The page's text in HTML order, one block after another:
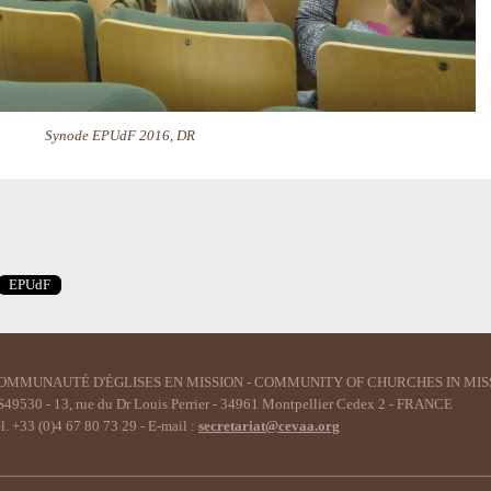
Synode EPUdF 2016, DR
EPUdF
D'ÉGLISES EN MISSION - COMMUNITY OF CHURCHES IN
- 13, rue du Dr Louis Perrier - 34961 Montpellier Cedex 2 - FRANCE
+33 (0)4 67 80 73 29 - E-mail : secretariat@cevaa.org